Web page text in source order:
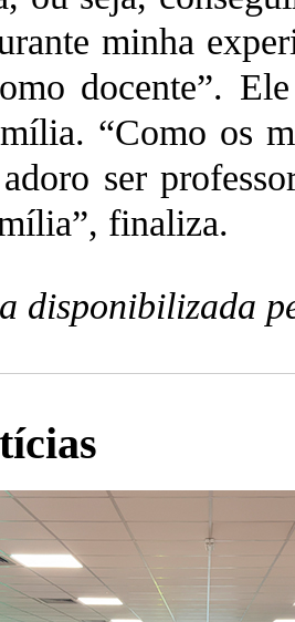
minha
docente”.
“Como os
ser
finaliza.
disponibilizada